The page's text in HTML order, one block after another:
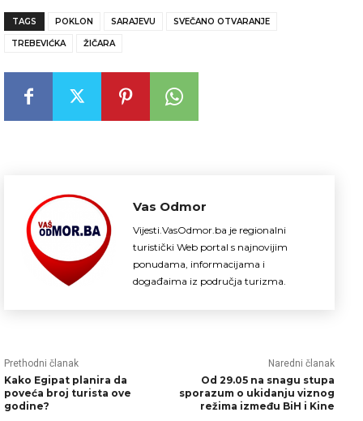
TAGS POKLON SARAJEVU SVEČANO OTVARANJE
TREBEVIĆKA ŽIČARA
Vas Odmor
Vijesti.VasOdmor.ba je regionalni
turistički Web portal s najnovijim
ponudama, informacijama i
događaima iz područja turizma.
Prethodni članak
Kako Egipat planira da
poveća broj turista ove
godine?
Naredni članak
Od 29.05 na snagu stupa
sporazum o ukidanju viznog
režima između BiH i Kine